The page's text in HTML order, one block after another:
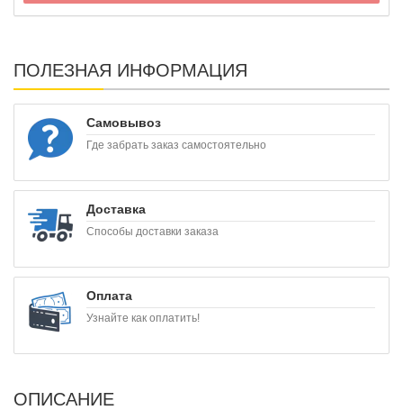
ПОЛЕЗНАЯ ИНФОРМАЦИЯ
Самовывоз
Где забрать заказ самостоятельно
Доставка
Способы доставки заказа
Оплата
Узнайте как оплатить!
ОПИСАНИЕ